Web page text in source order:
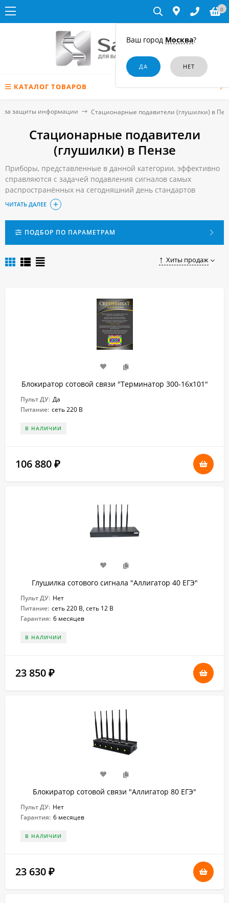
Ваш город Москва?
0
КАТАЛОГ ТОВАРОВ
защиты информации Стационарные подавители (глушилки) в
Стационарные подавители
(глушилки) в Пензе
Приборы, представленные в данной категории, эффективно
справляются с задачей подавления сигналов самых
распространённых на сегодняшний день стандартов
мобильной связи и передачи данных. Речь прежде всего
идёт о GSM и CDMA, а также о технологиях 3G и 4G. Область
применения подавителей предельно широка, но главным
образом они предназначены для обеспечения
персональной безопасности.
подавитель (глушилку) по доступной цене в Пензе можно,
ЧИТАТЬ ДАЛЕЕ
ПОДБОР ПО ПАРАМЕТРАМ
Хиты продаж
Блокиратор сотовой связи "Терминатор 300-16х101"
Пульт ДУ: Да
Питание: сеть 220 В
В НАЛИЧИИ
106 880 ₽
Глушилка сотового сигнала "Аллигатор 40 ЕГЭ"
Пульт ДУ: Нет
Питание: сеть 220 В, сеть 12 В
Гарантия: 6 месяцев
В НАЛИЧИИ
23 850 ₽
Блокиратор сотовой связи "Аллигатор 80 ЕГЭ"
Пульт ДУ: Нет
Гарантия: 6 месяцев
В НАЛИЧИИ
23 630 ₽